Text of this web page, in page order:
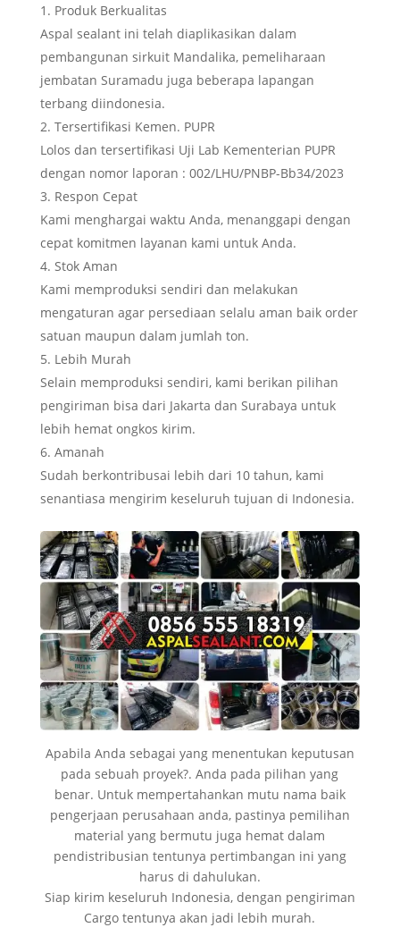
Produk Berkualitas
Aspal sealant ini telah diaplikasikan dalam
pembangunan sirkuit Mandalika, pemeliharaan
jembatan Suramadu juga beberapa lapangan
terbang diindonesia.
Tersertifikasi Kemen. PUPR
Lolos dan tersertifikasi Uji Lab Kementerian PUPR
dengan nomor laporan : 002/LHU/PNBP-Bb34/2023
Respon Cepat
Kami menghargai waktu Anda, menanggapi dengan
cepat komitmen layanan kami untuk Anda.
Stok Aman
Kami memproduksi sendiri dan melakukan
mengaturan agar persediaan selalu aman baik order
satuan maupun dalam jumlah ton.
Lebih Murah
Selain memproduksi sendiri, kami berikan pilihan
pengiriman bisa dari Jakarta dan Surabaya untuk
lebih hemat ongkos kirim.
Amanah
Sudah berkontribusai lebih dari 10 tahun, kami
senantiasa mengirim keseluruh tujuan di Indonesia.
Apabila Anda sebagai yang menentukan keputusan
pada sebuah proyek?. Anda pada pilihan yang
benar. Untuk mempertahankan mutu nama baik
pengerjaan perusahaan anda, pastinya pemilihan
material yang bermutu juga hemat dalam
pendistribusian tentunya pertimbangan ini yang
harus di dahulukan.
Siap kirim keseluruh Indonesia, dengan pengiriman
Cargo tentunya akan jadi lebih murah.